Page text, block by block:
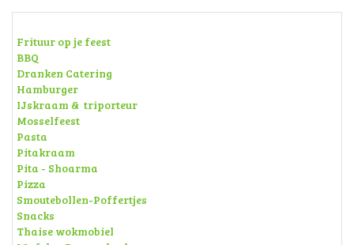
Frituur op je feest
BBQ
Dranken Catering
Hamburger
IJskraam & triporteur
Mosselfeest
Pasta
Pitakraam
Pita - Shoarma
Pizza
Smoutebollen-Poffertjes
Snacks
Thaise wokmobiel